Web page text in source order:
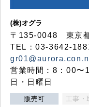
(株)オグラ
〒135-0048 東京
TEL：03-3642-
営業時間：8：00〜
日・日曜日
販売可 工事・